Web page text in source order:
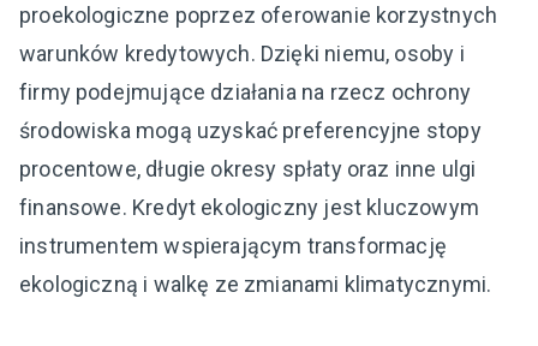
proekologiczne poprzez oferowanie korzystnych
warunków kredytowych. Dzięki niemu, osoby i
firmy podejmujące działania na rzecz ochrony
środowiska mogą uzyskać preferencyjne stopy
procentowe, długie okresy spłaty oraz inne ulgi
finansowe. Kredyt ekologiczny jest kluczowym
instrumentem wspierającym transformację
ekologiczną i walkę ze zmianami klimatycznymi.